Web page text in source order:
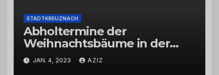
STADTKREUZNACH
Abholtermine der
Weihnachtsbäume in der
Kernstadt und in den
Stadtteilen
JAN. 4, 2023 AZIZ